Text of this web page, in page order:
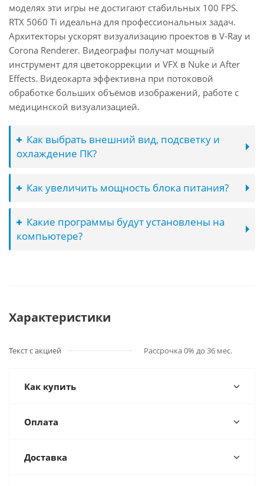
моделях эти игры не достигают стабильных 100 FPS.
RTX 5060 Ti идеальна для профессиональных задач.
Архитекторы ускорят визуализацию проектов в V-Ray и
Corona Renderer. Видеографы получат мощный
инструмент для цветокоррекции и VFX в Nuke и After
Effects. Видеокарта эффективна при потоковой
обработке больших объёмов изображений, работе с
медицинской визуализацией.
Как выбрать внешний вид, подсветку и
охлаждение ПК?
Как увеличить мощность блока питания?
Какие программы будут установлены на
компьютере?
Характеристики
Текст с акцией Рассрочка 0% до 36 мес.
Как купить
Оплата
Доставка